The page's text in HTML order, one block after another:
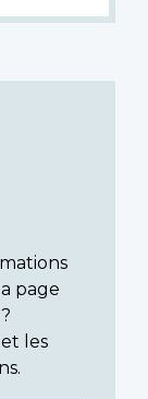
page
les